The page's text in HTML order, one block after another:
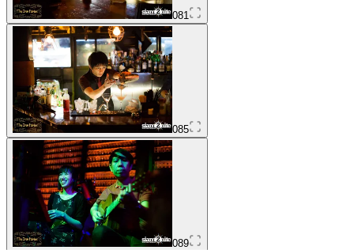
081
085
089